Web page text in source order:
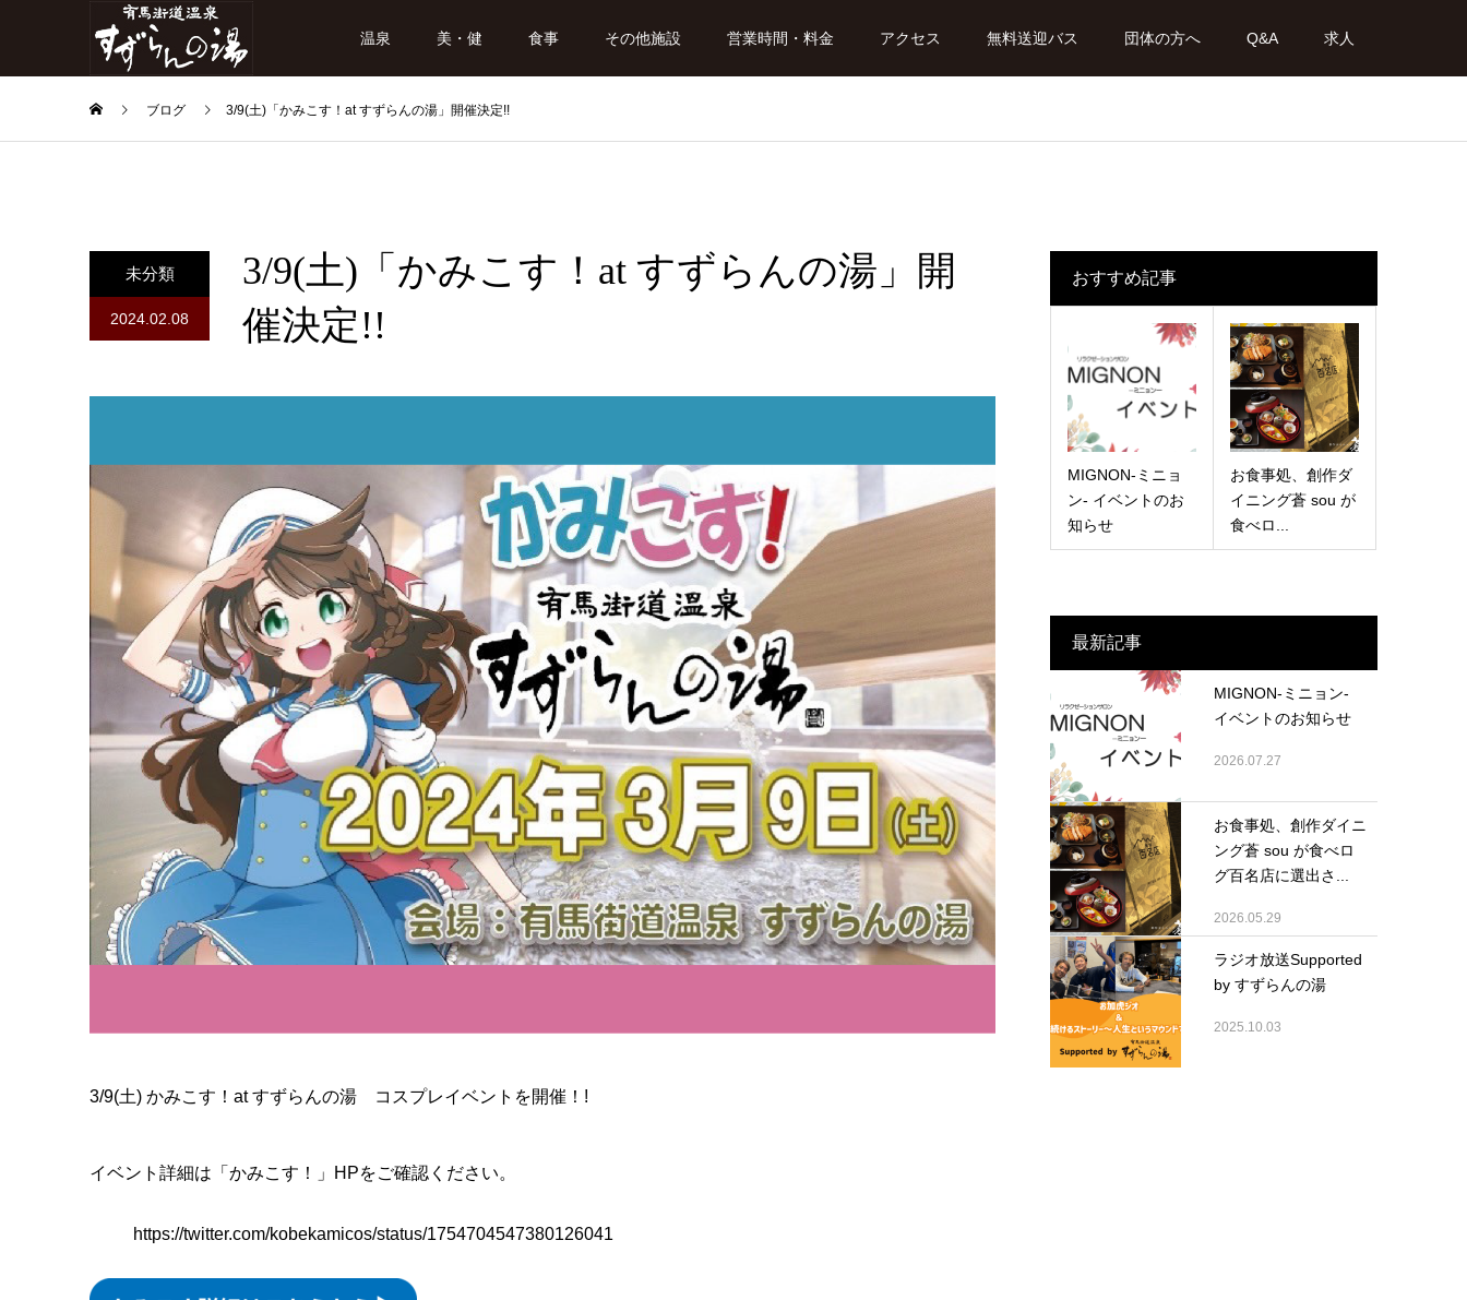
温泉 美・健 食事 その他施設 営業時間・料金 アクセス 無料送迎バス 団体の方へ Q&A 求人
ブログ 3/9(土)「かみこす！at すずらんの湯」開催決定!!
未分類
2024.02.08
3/9(土)「かみこす！at すずらんの湯」開
催決定!!
3/9(土) かみこす！at すずらんの湯 コスプレイベントを開催！!
イベント詳細は「かみこす！」HPをご確認ください。
https://twitter.com/kobekamicos/status/1754704547380126041
おすすめ記事
MIGNON-ミニョ
ン- イベントのお
知らせ
お食事処、創作ダ
イニング蒼 sou が
食べロ...
最新記事
MIGNON-ミニョン-
イベントのお知らせ
2026.07.27
お食事処、創作ダイニ
ング蒼 sou が食べロ
グ百名店に選出さ...
2026.05.29
ラジオ放送Supported
by すずらんの湯
2025.10.03